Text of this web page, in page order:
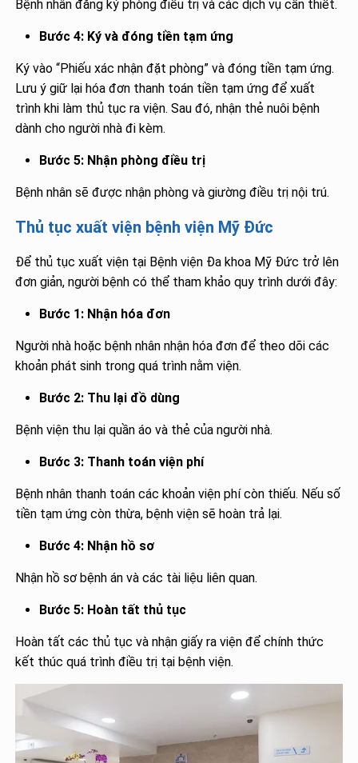
Bệnh nhân đăng ký phòng điều trị và các dịch vụ cần thiết.
Bước 4: Ký và đóng tiền tạm ứng
Ký vào “Phiếu xác nhận đặt phòng” và đóng tiền tạm ứng.
Lưu ý giữ lại hóa đơn thanh toán tiền tạm ứng để xuất
trình khi làm thủ tục ra viện. Sau đó, nhận thẻ nuôi bệnh
dành cho người nhà đi kèm.
Bước 5: Nhận phòng điều trị
Bệnh nhân sẽ được nhận phòng và giường điều trị nội trú.
Thủ tục xuất viện bệnh viện Mỹ Đức
Để thủ tục xuất viện tại Bệnh viện Đa khoa Mỹ Đức trở lên
đơn giản, người bệnh có thể tham khảo quy trình dưới đây:
Bước 1: Nhận hóa đơn
Người nhà hoặc bệnh nhân nhận hóa đơn để theo dõi các
khoản phát sinh trong quá trình nằm viện.
Bước 2: Thu lại đồ dùng
Bệnh viện thu lại quần áo và thẻ của người nhà.
Bước 3: Thanh toán viện phí
Bệnh nhân thanh toán các khoản viện phí còn thiếu. Nếu số
tiền tạm ứng còn thừa, bệnh viện sẽ hoàn trả lại.
Bước 4: Nhận hồ sơ
Nhận hồ sơ bệnh án và các tài liệu liên quan.
Bước 5: Hoàn tất thủ tục
Hoàn tất các thủ tục và nhận giấy ra viện để chính thức
kết thúc quá trình điều trị tại bệnh viện.